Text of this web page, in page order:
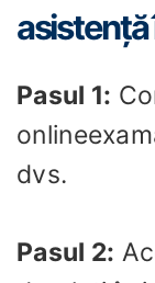
asistență
Pasul 1:
dvs.
Pasul 2: